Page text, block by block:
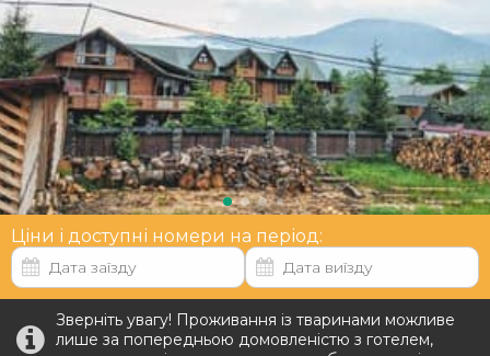
Ціни і доступні номери на період:
Зверніть увагу! Проживання із тваринами можливе
лише за попередньою домовленістю з готелем,